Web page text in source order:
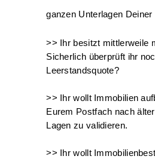
ganzen Unterlagen
>> Ihr besitzt mittlerweile
Sicherlich überprüft ihr
Leerstandsquote?
>> Ihr wollt Immobilien
Eurem Postfach nach
Lagen zu validieren.
>> Ihr wollt